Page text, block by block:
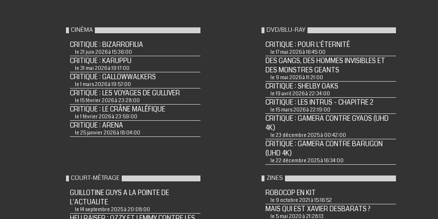
CINÉMA
CRITIQUE : BIZARROFILIA
le 21 juin 2026 à 15:36:00
CRITIQUE : KARUPPU
le 31 mai 2026 à 19:17:00
CRITIQUE : GALLOWWALKERS
le 1 mars 2026 à 19:57:00
CRITIQUE : LES VOYAGES DE GULLIVER
le 15 février 2026 à 23:28:00
CRITIQUE : LE CRÂNE MALÉFIQUE
le 1 février 2026 à 23:59:00
CRITIQUE : ARENA
le 25 janvier 2026 à 18:04:00
DVD/BLU-RAY
CRITIQUE : POUR L'ÉTERNITÉ
le 17 mai 2026 à 16:45:00
DES GANGS, DES HOMMES INVISIBLES ET
DES MONSTRES GEANTS
le 9 mai 2026 à 11:21:00
CRITIQUE : SHELBY OAKS
le 19 avril 2026 à 22:34:00
CRITIQUE : LES INTRUS - CHAPITRE 2
le 15 mars 2026 à 22:19:00
CRITIQUE : GAMERA CONTRE GYAOS (UHD
4K)
le 23 décembre 2025 à 00:42:00
CRITIQUE : GAMERA CONTRE BARUGON
(UHD 4K)
le 22 décembre 2025 à 16:34:00
COURT-MÉTRAGE
GUILLOTINE GUYS A LA POINTE DE
L'ACTUALITE
le 14 septembre 2025 à 20:08:00
ZINES
ROBOCOP EN KIT
le 9 octobre 2021 à 15:16:52
MAIS QUI EST XAVIER DESBARATS ?
le 5 mai 2020 à 21:28:13